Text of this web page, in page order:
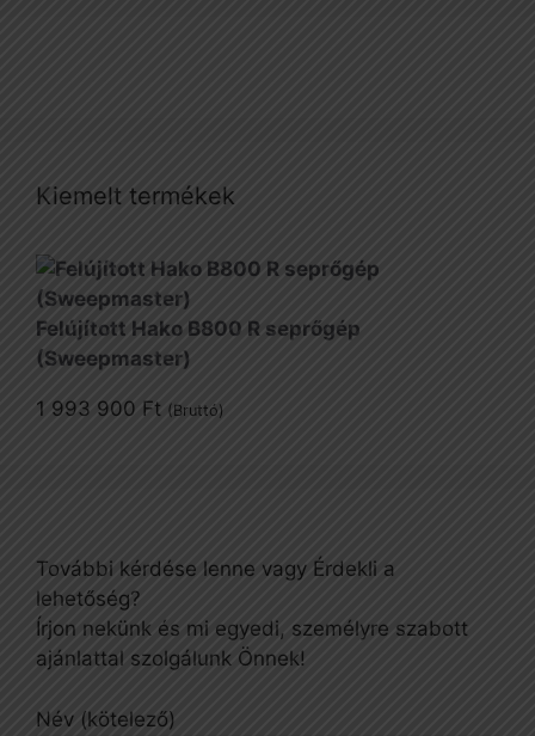
Kiemelt termékek
Felújított Hako B800 R seprőgép
(Sweepmaster)
1 993 900 Ft (Bruttó)
További kérdése lenne vagy Érdekli a
lehetőség?
Írjon nekünk és mi egyedi, személyre szabott
ajánlattal szolgálunk Önnek!
Név (kötelező)